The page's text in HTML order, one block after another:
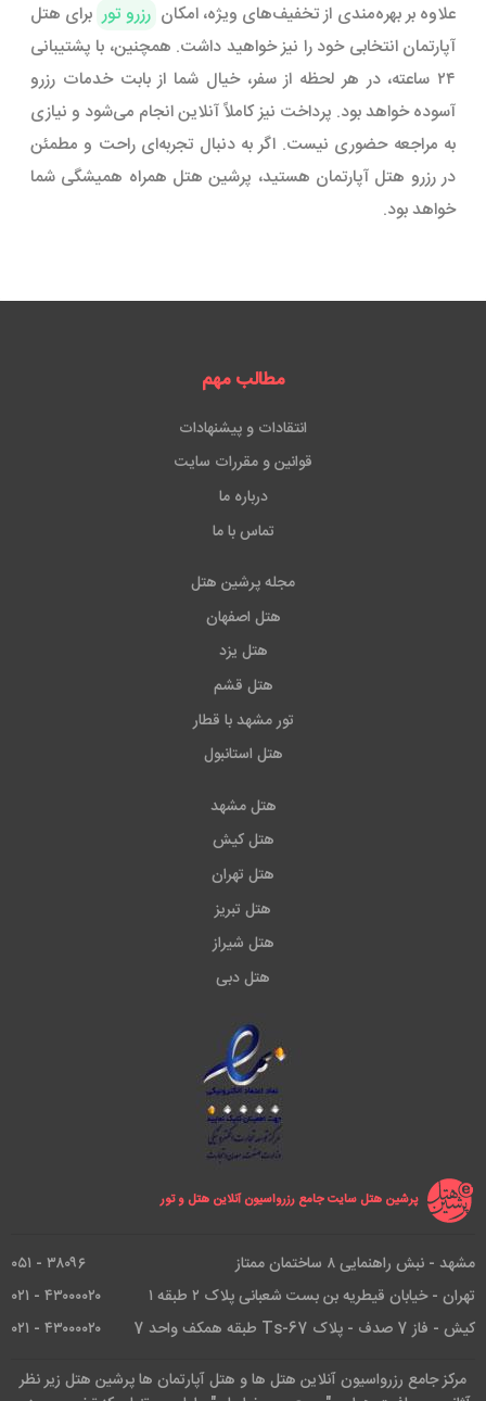
علاوه بر بهره‌مندی از تخفیف‌های ویژه، امکان رزرو تور برای هتل
آپارتمان انتخابی خود را نیز خواهید داشت. همچنین، با پشتیبانی
۲۴ ساعته، در هر لحظه از سفر، خیال شما از بابت خدمات رزرو
آسوده خواهد بود. پرداخت نیز کاملاً آنلاین انجام می‌شود و نیازی
به مراجعه حضوری نیست. اگر به دنبال تجربه‌ای راحت و مطمئن
در رزرو هتل آپارتمان هستید، پرشین هتل همراه همیشگی شما
خواهد بود.
مطالب مهم
انتقادات و پیشنهادات
قوانین و مقررات سایت
درباره ما
تماس با ما
مجله پرشین هتل
هتل اصفهان
هتل یزد
هتل قشم
تور مشهد با قطار
هتل استانبول
هتل مشهد
هتل کیش
هتل تهران
هتل تبریز
هتل شیراز
هتل دبی
پرشین هتل سایت جامع رزرواسیون آنلاین هتل و تور
مشهد - نبش راهنمایی ۸ ساختمان ممتاز
۳۸۰۹۶ - ۰۵۱
تهران - خیابان قیطریه بن بست شعبانی پلاک ۲ طبقه ۱
۴۳۰۰۰۰۲۰ - ۰۲۱
کیش - فاز 7 صدف - پلاک Ts-67 طبقه همکف واحد 7
۴۳۰۰۰۰۲۰ - ۰۲۱
مرکز جامع رزرواسیون آنلاین هتل ها و هتل آپارتمان ها پرشین هتل زیر نظر